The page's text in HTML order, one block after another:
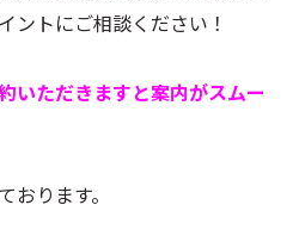
ントにご相談ください！
いただきますと案内がスムー
ります。